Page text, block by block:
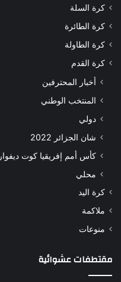
كرة السلة
كرة الطائرة
كرة الطاولة
كرة القدم
أخبار المحترفين
المنتخب الوطني
دولي
شان الجزائر 2022
كأس أمم إفريقيا كوت ديفوار 2024
محلي
كرة اليد
ملاكمة
منوعات
مقتطفات عشوائية